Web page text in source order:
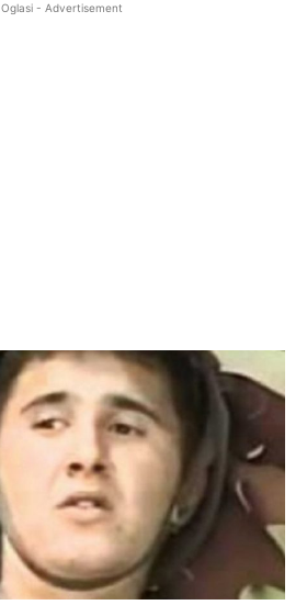
Oglasi - Advertisement